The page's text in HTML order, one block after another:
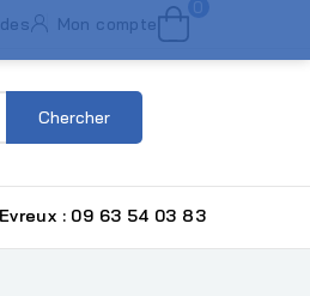
Mon compte
0
Chercher
: 09 63 54 03 83